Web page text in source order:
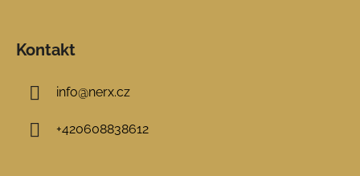
Kontakt
info@nerx.cz
+420608838612